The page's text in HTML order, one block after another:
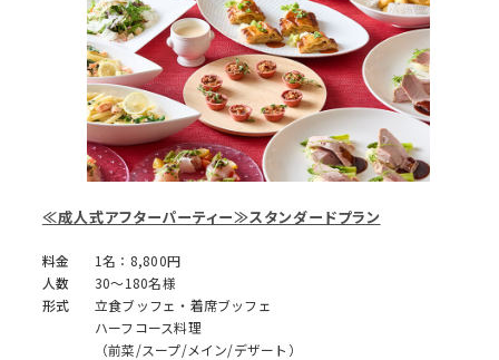
≪成人式アフターパーティー≫スタンダードプラン
料金
1名：8,800円
人数
30～180名様
形式
立食ブッフェ・着席ブッフェ
ハーフコース料理
（前菜/スープ/メイン/デザート）